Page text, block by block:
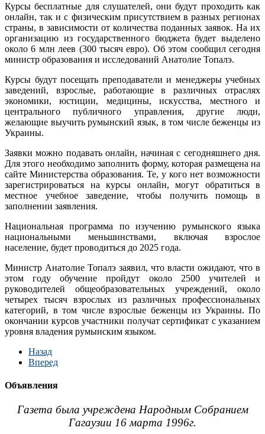
Курсы бесплатные для слушателей, они будут проходить как
онлайн, так и с физическим присутствием в разных регионах
страны, в зависимости от количества поданных заявок. На их
организацию из государственного бюджета будет выделено
около 6 млн леев (300 тысяч евро). Об этом сообщил сегодня
министр образования и исследований Анатолие Топалэ.
Курсы будут посещать преподаватели и менеджеры учебных
заведений, взрослые, работающие в различных отраслях
экономики, юстиции, медицины, искусства, местного и
центрального публичного управления, другие люди,
желающие выучить румынский язык, в том числе беженцы из
Украины.
Заявки можно подавать онлайн, начиная с сегодняшнего дня.
Для этого необходимо заполнить форму, которая размещена на
сайте Министерства образования. Те, у кого нет возможности
зарегистрироваться на курсы онлайн, могут обратиться в
местное учебное заведение, чтобы получить помощь в
заполнении заявления.
Национальная программа по изучению румынского языка
национальными меньшинствами, включая взрослое
население, будет проводиться до 2025 года.
Министр Анатолие Топалэ заявил, что власти ожидают, что в
этом году обучение пройдут около 2500 учителей и
руководителей общеобразовательных учреждений, около
четырех тысяч взрослых из различных профессиональных
категорий, в том числе взрослые беженцы из Украины. По
окончании курсов участники получат сертификат с указанием
уровня владения румынским языком.
Назад
Вперед
Объявления
Газета была учреждена Народным Собранием
Гагаузии 16 марта 1996г.